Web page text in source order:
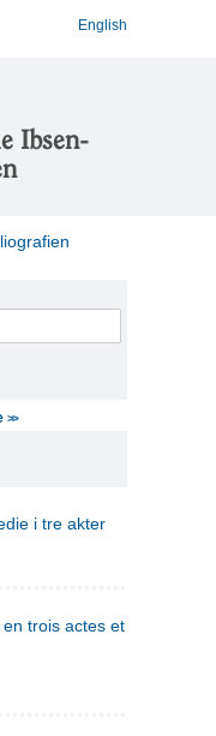
English
Ibsen-
>>
i tre akter
trois actes et en vers